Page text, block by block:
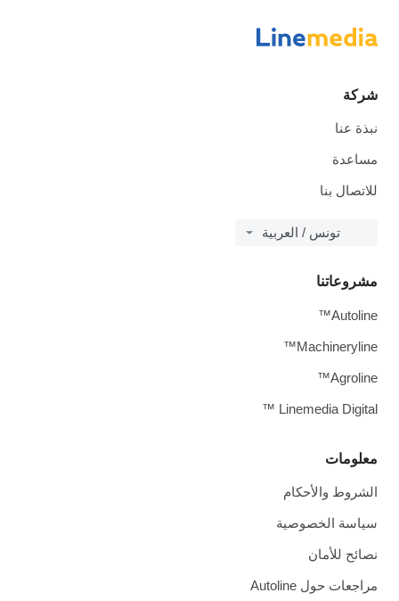
شركة
نبذة عنا
مساعدة
للاتصال بنا
تونس / العربية
معلومات
الشروط والأحكام
سياسة الخصوصية
نصائح للأمان
مراجعات حول Autoline
مشروعاتنا
Autoline™
Machineryline™
Agroline™
Linemedia Digital ™